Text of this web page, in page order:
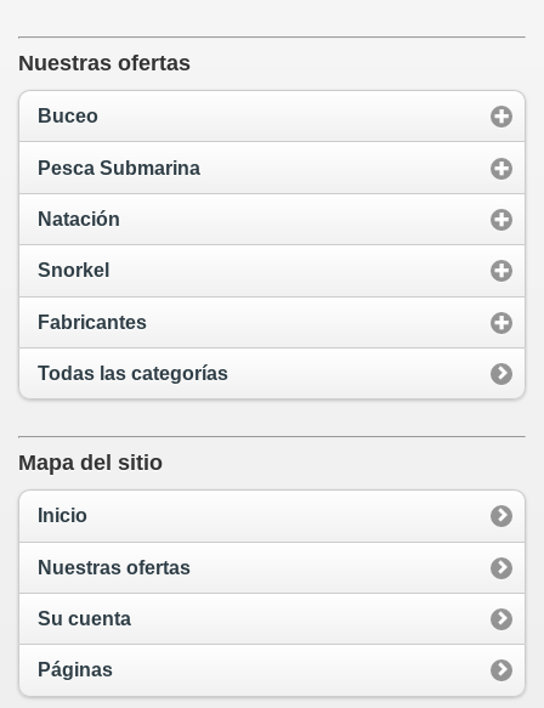
Nuestras ofertas
Buceo
Pesca Submarina
Natación
Snorkel
Fabricantes
Todas las categorías
Mapa del sitio
Inicio
Nuestras ofertas
Su cuenta
Páginas